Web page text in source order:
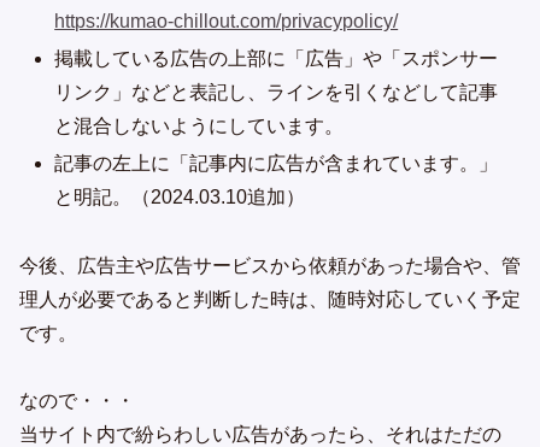
https://kumao-chillout.com/privacypolicy/
掲載している広告の上部に「広告」や「スポンサー
リンク」などと表記し、ラインを引くなどして記事
と混合しないようにしています。
記事の左上に「記事内に広告が含まれています。」
と明記。（2024.03.10追加）
今後、広告主や広告サービスから依頼があった場合や、管
理人が必要であると判断した時は、随時対応していく予定
です。
なので・・・
当サイト内で紛らわしい広告があったら、それはただの